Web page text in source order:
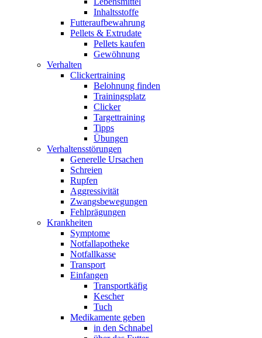
Inhaltsstoffe
Futteraufbewahrung
Pellets & Extrudate
Pellets kaufen
Gewöhnung
Verhalten
Clickertraining
Belohnung finden
Trainingsplatz
Clicker
Targettraining
Tipps
Übungen
Verhaltensstörungen
Generelle Ursachen
Schreien
Rupfen
Aggressivität
Zwangsbewegungen
Fehlprägungen
Krankheiten
Symptome
Notfallapotheke
Notfallkasse
Transport
Einfangen
Transportkäfig
Kescher
Tuch
Medikamente geben
in den Schnabel